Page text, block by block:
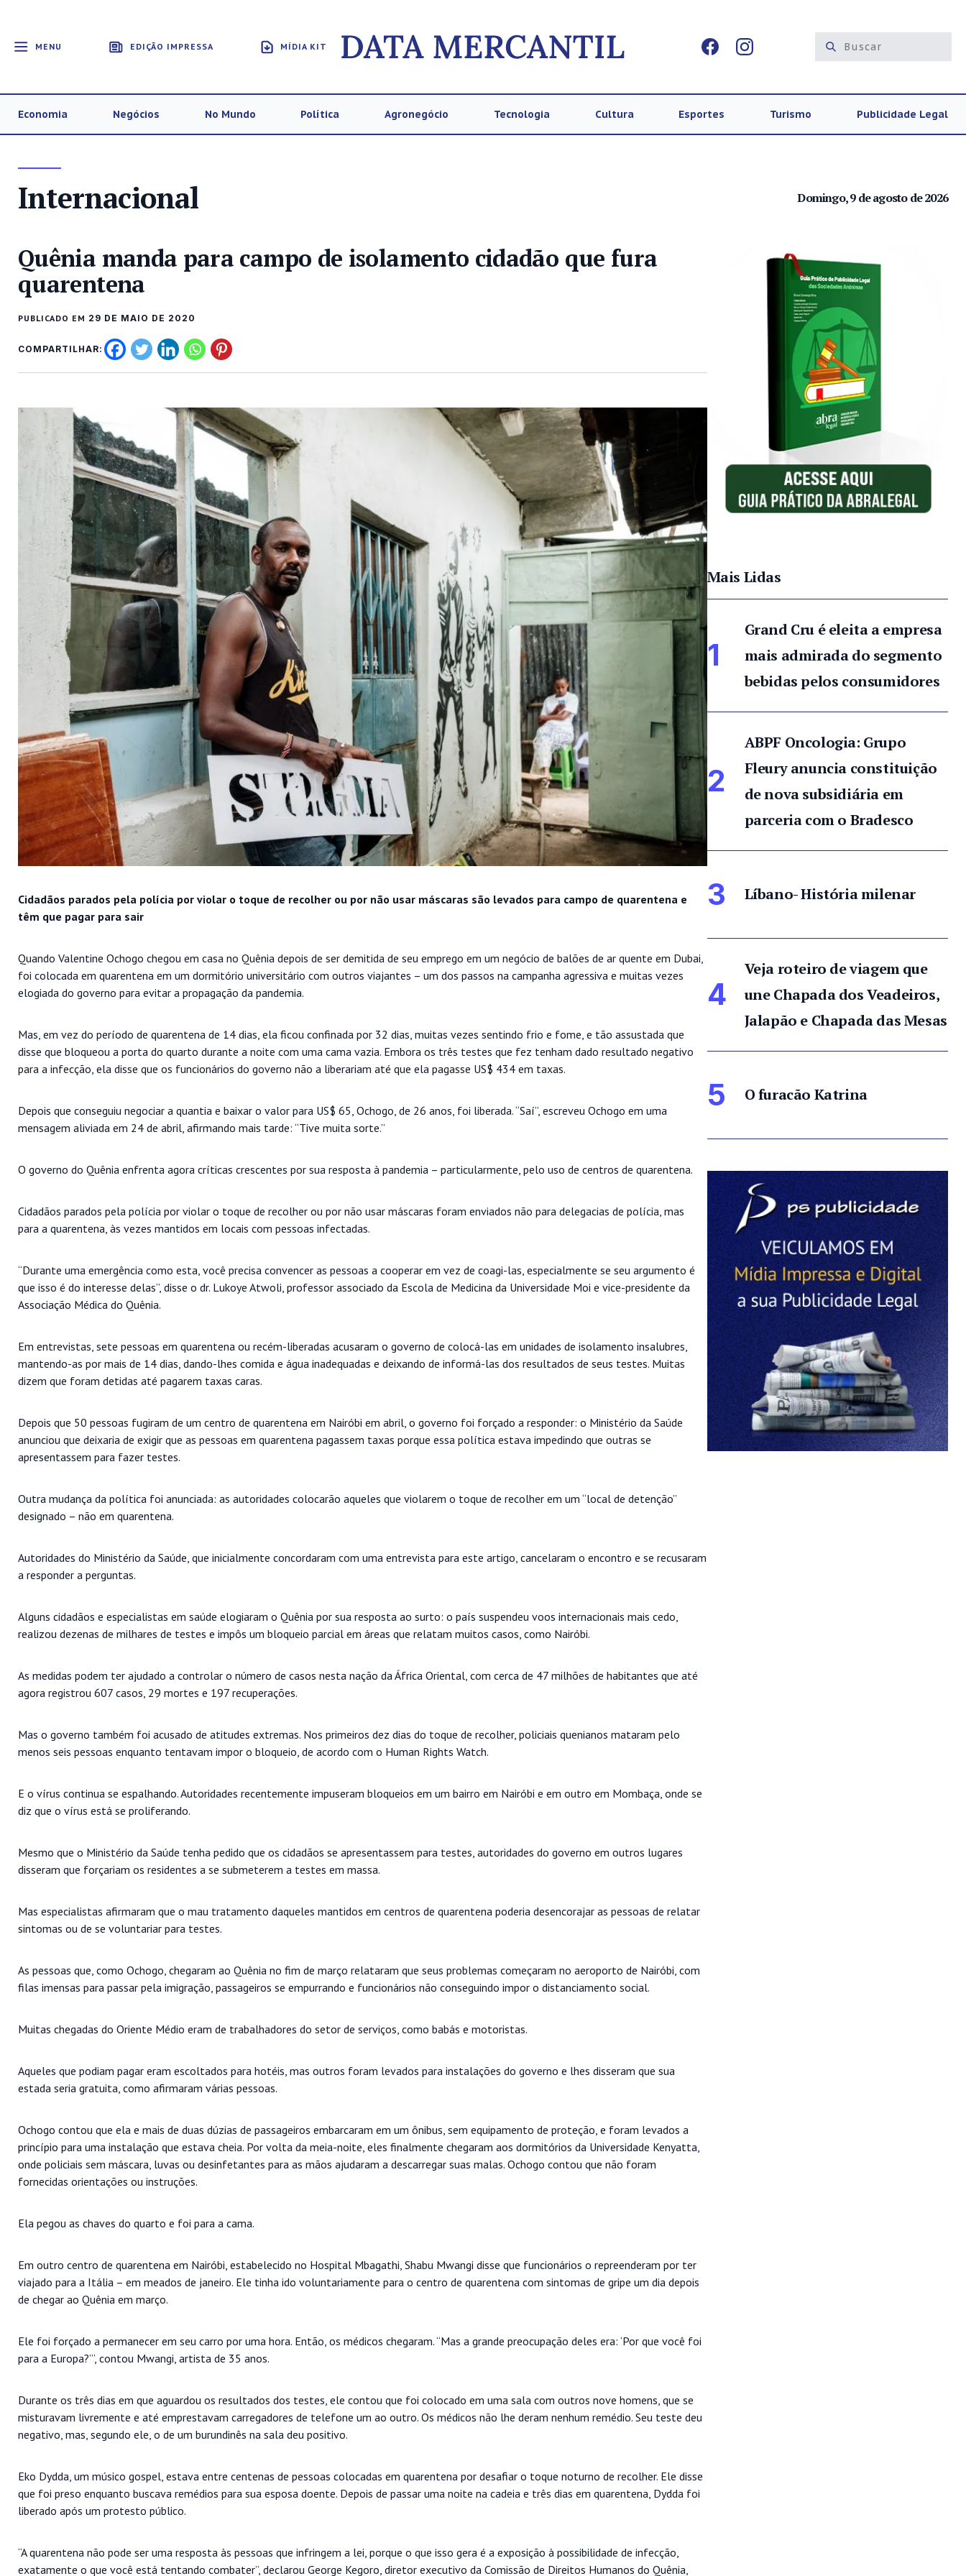
MENU EDIÇÃO IMPRESSA MÍDIA KIT
Economia Negócios No Mundo Política Agronegócio Tecnologia Cultura Esportes Turismo Publicidade Legal
Internacional Domingo, 9 de agosto de 2026
Quênia manda para campo de isolamento cidadão que fura
quarentena
PUBLICADO EM 29 DE MAIO DE 2020
COMPARTILHAR:
Cidadãos parados pela polícia por violar o toque de recolher ou por não usar máscaras são levados para campo de quarentena e
têm que pagar para sair
Quando Valentine Ochogo chegou em casa no Quênia depois de ser demitida de seu emprego em um negócio de balões de ar quente em Dubai,
foi colocada em quarentena em um dormitório universitário com outros viajantes – um dos passos na campanha agressiva e muitas vezes
elogiada do governo para evitar a propagação da pandemia.
Mas, em vez do período de quarentena de 14 dias, ela ficou confinada por 32 dias, muitas vezes sentindo frio e fome, e tão assustada que
disse que bloqueou a porta do quarto durante a noite com uma cama vazia. Embora os três testes que fez tenham dado resultado negativo
para a infecção, ela disse que os funcionários do governo não a liberariam até que ela pagasse US$ 434 em taxas.
Depois que conseguiu negociar a quantia e baixar o valor para US$ 65, Ochogo, de 26 anos, foi liberada. “Saí”, escreveu Ochogo em uma
mensagem aliviada em 24 de abril, afirmando mais tarde: “Tive muita sorte.”
O governo do Quênia enfrenta agora críticas crescentes por sua resposta à pandemia – particularmente, pelo uso de centros de quarentena.
Cidadãos parados pela polícia por violar o toque de recolher ou por não usar máscaras foram enviados não para delegacias de polícia, mas
para a quarentena, às vezes mantidos em locais com pessoas infectadas.
“Durante uma emergência como esta, você precisa convencer as pessoas a cooperar em vez de coagi-las, especialmente se seu argumento é
que isso é do interesse delas”, disse o dr. Lukoye Atwoli, professor associado da Escola de Medicina da Universidade Moi e vice-presidente da
Associação Médica do Quênia.
Em entrevistas, sete pessoas em quarentena ou recém-liberadas acusaram o governo de colocá-las em unidades de isolamento insalubres,
mantendo-as por mais de 14 dias, dando-lhes comida e água inadequadas e deixando de informá-las dos resultados de seus testes. Muitas
dizem que foram detidas até pagarem taxas caras.
Depois que 50 pessoas fugiram de um centro de quarentena em Nairóbi em abril, o governo foi forçado a responder: o Ministério da Saúde
anunciou que deixaria de exigir que as pessoas em quarentena pagassem taxas porque essa política estava impedindo que outras se
apresentassem para fazer testes.
Outra mudança da política foi anunciada: as autoridades colocarão aqueles que violarem o toque de recolher em um “local de detenção”
designado – não em quarentena.
Autoridades do Ministério da Saúde, que inicialmente concordaram com uma entrevista para este artigo, cancelaram o encontro e se recusaram
a responder a perguntas.
Alguns cidadãos e especialistas em saúde elogiaram o Quênia por sua resposta ao surto: o país suspendeu voos internacionais mais cedo,
realizou dezenas de milhares de testes e impôs um bloqueio parcial em áreas que relatam muitos casos, como Nairóbi.
As medidas podem ter ajudado a controlar o número de casos nesta nação da África Oriental, com cerca de 47 milhões de habitantes que até
agora registrou 607 casos, 29 mortes e 197 recuperações.
Mas o governo também foi acusado de atitudes extremas. Nos primeiros dez dias do toque de recolher, policiais quenianos mataram pelo
menos seis pessoas enquanto tentavam impor o bloqueio, de acordo com o Human Rights Watch.
E o vírus continua se espalhando. Autoridades recentemente impuseram bloqueios em um bairro em Nairóbi e em outro em Mombaça, onde se
diz que o vírus está se proliferando.
Mesmo que o Ministério da Saúde tenha pedido que os cidadãos se apresentassem para testes, autoridades do governo em outros lugares
disseram que forçariam os residentes a se submeterem a testes em massa.
Mas especialistas afirmaram que o mau tratamento daqueles mantidos em centros de quarentena poderia desencorajar as pessoas de relatar
sintomas ou de se voluntariar para testes.
As pessoas que, como Ochogo, chegaram ao Quênia no fim de março relataram que seus problemas começaram no aeroporto de Nairóbi, com
filas imensas para passar pela imigração, passageiros se empurrando e funcionários não conseguindo impor o distanciamento social.
Muitas chegadas do Oriente Médio eram de trabalhadores do setor de serviços, como babás e motoristas.
Aqueles que podiam pagar eram escoltados para hotéis, mas outros foram levados para instalações do governo e lhes disseram que sua
estada seria gratuita, como afirmaram várias pessoas.
Ochogo contou que ela e mais de duas dúzias de passageiros embarcaram em um ônibus, sem equipamento de proteção, e foram levados a
princípio para uma instalação que estava cheia. Por volta da meia-noite, eles finalmente chegaram aos dormitórios da Universidade Kenyatta,
onde policiais sem máscara, luvas ou desinfetantes para as mãos ajudaram a descarregar suas malas. Ochogo contou que não foram
fornecidas orientações ou instruções.
Ela pegou as chaves do quarto e foi para a cama.
Em outro centro de quarentena em Nairóbi, estabelecido no Hospital Mbagathi, Shabu Mwangi disse que funcionários o repreenderam por ter
viajado para a Itália – em meados de janeiro. Ele tinha ido voluntariamente para o centro de quarentena com sintomas de gripe um dia depois
de chegar ao Quênia em março.
Ele foi forçado a permanecer em seu carro por uma hora. Então, os médicos chegaram. “Mas a grande preocupação deles era: ‘Por que você foi
para a Europa?’”, contou Mwangi, artista de 35 anos.
Durante os três dias em que aguardou os resultados dos testes, ele contou que foi colocado em uma sala com outros nove homens, que se
misturavam livremente e até emprestavam carregadores de telefone um ao outro. Os médicos não lhe deram nenhum remédio. Seu teste deu
negativo, mas, segundo ele, o de um burundinês na sala deu positivo.
Eko Dydda, um músico gospel, estava entre centenas de pessoas colocadas em quarentena por desafiar o toque noturno de recolher. Ele disse
que foi preso enquanto buscava remédios para sua esposa doente. Depois de passar uma noite na cadeia e três dias em quarentena, Dydda foi
liberado após um protesto público.
“A quarentena não pode ser uma resposta às pessoas que infringem a lei, porque o que isso gera é a exposição à possibilidade de infecção,
exatamente o que você está tentando combater”, declarou George Kegoro, diretor executivo da Comissão de Direitos Humanos do Quênia,
Mais Lidas
1
Grand Cru é eleita a empresa
mais admirada do segmento
bebidas pelos consumidores
2
ABPF Oncologia: Grupo
Fleury anuncia constituição
de nova subsidiária em
parceria com o Bradesco
3 Líbano- História milenar
4
Veja roteiro de viagem que
une Chapada dos Veadeiros,
Jalapão e Chapada das Mesas
5 O furacão Katrina